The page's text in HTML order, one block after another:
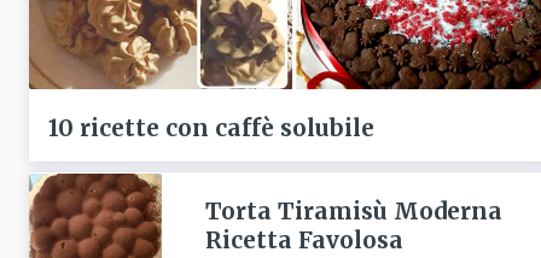
10 ricette con caffè solubile
Torta Tiramisù Moderna
Ricetta Favolosa